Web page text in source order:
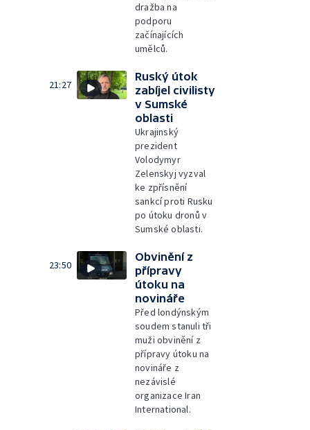
dražba na
podporu
začínajících
umělců.
21:27
Ruský útok
zabíjel civilisty
v Sumské
oblasti
Ukrajinský
prezident
Volodymyr
Zelenskyj vyzval
ke zpřísnění
sankcí proti Rusku
po útoku dronů v
Sumské oblasti.
23:50
Obvinění z
přípravy
útoku na
novináře
Před londýnským
soudem stanuli tři
muži obvinění z
přípravy útoku na
novináře z
nezávislé
organizace Iran
International.